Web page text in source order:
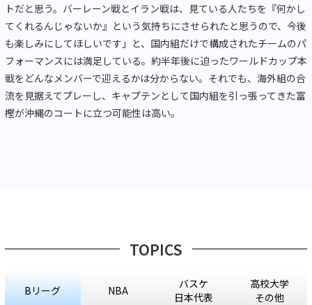
トだと思う。バーレーン戦とイラン戦は、見ている人たちを『何かし
てくれるんじゃないか』という気持ちにさせられたと思うので、今後
も楽しみにしてほしいです」と、国内組だけで構成されたチームのパ
フォーマンスには満足している。約半年後に迫ったワールドカップ本
戦をどんなメンバーで迎えるかは分からない。それでも、海外組の合
流を見据えてプレーし、キャプテンとして国内組を引っ張ってきた富
樫が沖縄のコートに立つ可能性は高い。
TOPICS
Bリーグ NBA
バスケ
日本代表
高校大学
その他